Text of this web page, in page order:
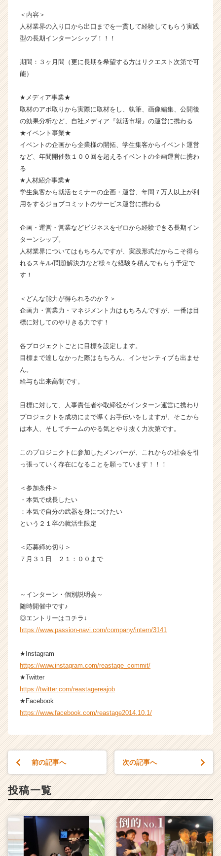
ン】
ベ
チ
長
企
ら
ス
ト
届
就
サ
イ
キ
ャ
リ
（C
h
a
r
e
r）
＜内容＞
人材業界の入り口から出口までを一貫して経験してもらう実践
型の長期インターンシップ！！！
期間：３ヶ月間（更に長期を希望する方はリクエスト次第で可
能）
★メディア事業★
取材のアポ取りから実際に取材をし、執筆、画像編集、公開後
の効果分析など、自社メディア『就活市場』の運営に携わる
★イベント事業★
イベントの企画から企業様の開拓、学生集客からイベント運営
など、年間開催数１００回を超えるイベントの企画運営に携わ
る
★人材紹介事業★
学生集客から就活セミナーの企画・運営、年間７万人以上が利
用をするジョブコミットのサービス運営に携わる
企画・運営・営業などビジネスをゼロから経験できる長期イン
ターンシップ。
人材業界についてはもちろんですが、実践形式だからこそ得ら
れるスキル/問題解決力など様々な経験を積んでもらう予定で
す！
＜どんな能力が得られるのか？＞
企画力・営業力・マネジメント力はもちろんですが、一番は目
標に対してのやりきる力です！
各プロジェクトごとに目標を設定します。
目標まで達しなかった際はもちろん、インセンティブも出ませ
ん。
給与も出来高制です。
目標に対して、人事責任者や取締役がインターン運営に携わり
プロジェクトを成功にまで導くお手伝いをしますが、そこから
は本人、そしてチームのやる気とやり抜く力次第です。
このプロジェクトに参加したメンバーが、これからの社会を引
っ張っていく存在になることを願っています！！！
＜参加条件＞
・本気で成長したい
：本気で自分の武器を身につけたい
という２１卒の就活生限定
＜応募締め切り＞
７月３１日 ２１：００まで
～インターン・個別説明会～
随時開催中です♪
◎エントリーはコチラ↓
https://www.passion-navi.com/company/intern/3141
★Instagram
https://www.instagram.com/reastage_commit/
★Twitter
https://twitter.com/reastagereajob
★Facebook
https://www.facebook.com/reastage2014.10.1/
前の記事へ 次の記事へ
投稿一覧